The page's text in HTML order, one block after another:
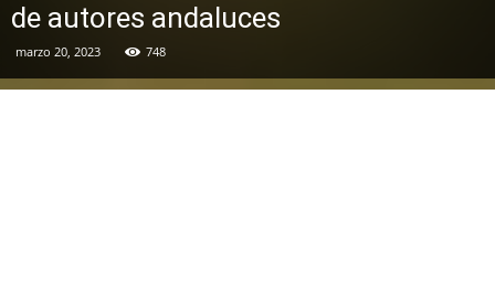
de autores andaluces
marzo 20, 2023 748